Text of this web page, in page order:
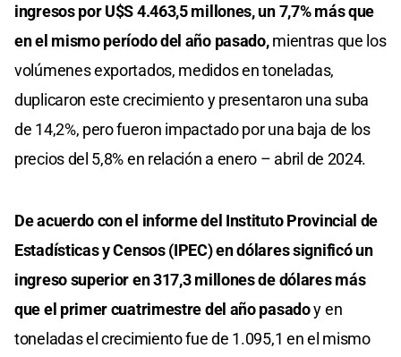
ingresos por U$S 4.463,5 millones, un 7,7% más que
en el mismo período del año pasado,mientras que los
volúmenes exportados, medidos en toneladas,
duplicaron este crecimiento y presentaron una suba
de 14,2%, pero fueron impactado por una baja de los
precios del 5,8% en relación a enero – abril de 2024.
De acuerdo con el informe del Instituto Provincial de
Estadísticas y Censos (IPEC) en dólares significó un
ingreso superior en 317,3 millones de dólares más
que el primer cuatrimestre del año pasadoy en
toneladas el crecimiento fue de 1.095,1 en el mismo